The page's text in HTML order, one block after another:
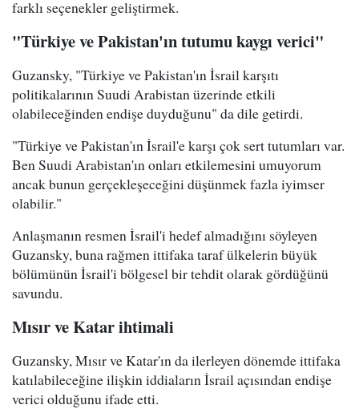
farklı seçenekler geliştirmek.
"Türkiye ve Pakistan'ın tutumu kaygı verici"
Guzansky, "Türkiye ve Pakistan'ın İsrail karşıtı
politikalarının Suudi Arabistan üzerinde etkili
olabileceğinden endişe duyduğunu" da dile getirdi.
"Türkiye ve Pakistan'ın İsrail'e karşı çok sert tutumları var.
Ben Suudi Arabistan'ın onları etkilemesini umuyorum
ancak bunun gerçekleşeceğini düşünmek fazla iyimser
olabilir."
Anlaşmanın resmen İsrail'i hedef almadığını söyleyen
Guzansky, buna rağmen ittifaka taraf ülkelerin büyük
bölümünün İsrail'i bölgesel bir tehdit olarak gördüğünü
savundu.
Mısır ve Katar ihtimali
Guzansky, Mısır ve Katar'ın da ilerleyen dönemde ittifaka
katılabileceğine ilişkin iddiaların İsrail açısından endişe
verici olduğunu ifade etti.